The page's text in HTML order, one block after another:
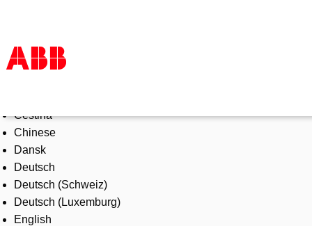
Products & Solutions
Industries
Services
About us
Where to buy
Contact us
Careers
Čeština
Chinese
Dansk
Deutsch
Deutsch (Schweiz)
Deutsch (Luxemburg)
English